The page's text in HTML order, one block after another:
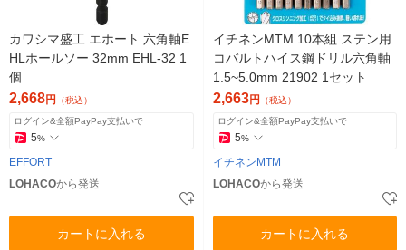
カワシマ盛工 エホート 六角軸E
HLホールソー 32mm EHL-32 1
個
2,668円 （税込）
ログイン&全額PayPay支払いで
5%
EFFORT
LOHACOから発送
カートに入れる
イチネンMTM 10本組 ステン用
コバルトハイス鋼ドリル六角軸
1.5~5.0mm 21902 1セット
2,663円 （税込）
ログイン&全額PayPay支払いで
5%
イチネンMTM
LOHACOから発送
カートに入れる